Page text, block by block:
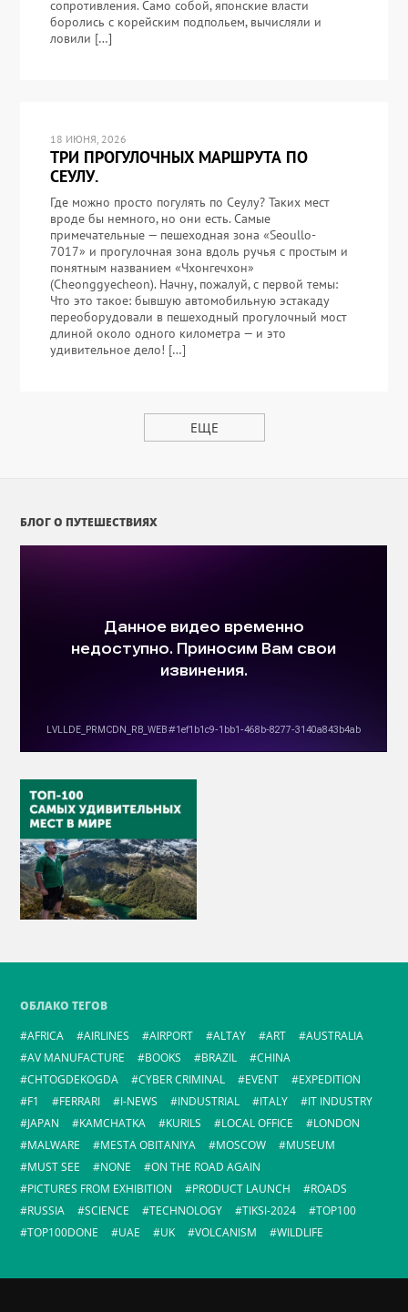
сопротивления. Само собой, японские власти
боролись с корейским подпольем, вычисляли и
ловили […]
18 ИЮНЯ, 2026
ТРИ ПРОГУЛОЧНЫХ МАРШРУТА ПО
СЕУЛУ.
Где можно просто погулять по Сеулу? Таких мест
вроде бы немного, но они есть. Самые
примечательные — пешеходная зона «Seoullo-
7017» и прогулочная зона вдоль ручья с простым и
понятным названием «Чхонгечхон»
(Cheonggyecheon). Начну, пожалуй, с первой темы:
Что это такое: бывшую автомобильную эстакаду
переоборудовали в пешеходный прогулочный мост
длиной около одного километра — и это
удивительное дело! […]
ЕЩЕ
БЛОГ О ПУТЕШЕСТВИЯХ
ОБЛАКО ТЕГОВ
AFRICA
AIRLINES AIRPORT ALTAY ART
AUSTRALIA
AV MANUFACTURE
BOOKS BRAZIL
CHINA
CHTOGDEKOGDA
CYBER CRIMINAL EVENT
EXPEDITION
F1
FERRARI I-NEWS INDUSTRIAL ITALY
IT INDUSTRY
JAPAN
KAMCHATKA KURILS LOCAL OFFICE
LONDON
MALWARE
MESTA OBITANIYA MOSCOW
MUSEUM
MUST SEE
NONE
ON THE ROAD AGAIN
PICTURES FROM EXHIBITION
PRODUCT LAUNCH
ROADS
RUSSIA
SCIENCE TECHNOLOGY TIKSI-2024
TOP100
TOP100DONE
UAE UK VOLCANISM WILDLIFE